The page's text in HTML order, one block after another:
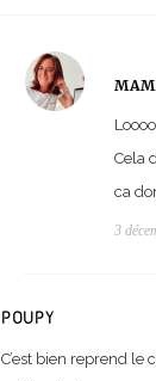
Cela
ca
3
POUPY
C’est bien reprend le